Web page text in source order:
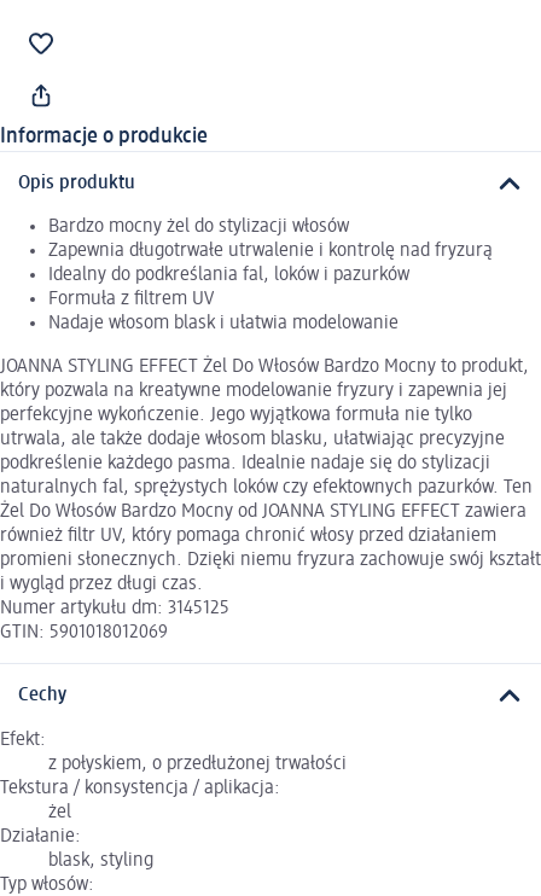
Informacje o produkcie
Opis produktu
Bardzo mocny żel do stylizacji włosów
Zapewnia długotrwałe utrwalenie i kontrolę nad fryzurą
Idealny do podkreślania fal, loków i pazurków
Formuła z filtrem UV
Nadaje włosom blask i ułatwia modelowanie
JOANNA STYLING EFFECT Żel Do Włosów Bardzo Mocny to produkt,
który pozwala na kreatywne modelowanie fryzury i zapewnia jej
perfekcyjne wykończenie. Jego wyjątkowa formuła nie tylko
utrwala, ale także dodaje włosom blasku, ułatwiając precyzyjne
podkreślenie każdego pasma. Idealnie nadaje się do stylizacji
naturalnych fal, sprężystych loków czy efektownych pazurków. Ten
Żel Do Włosów Bardzo Mocny od JOANNA STYLING EFFECT zawiera
również filtr UV, który pomaga chronić włosy przed działaniem
promieni słonecznych. Dzięki niemu fryzura zachowuje swój kształt
i wygląd przez długi czas.
Numer artykułu dm: 3145125
GTIN: 5901018012069
Cechy
Efekt:
z połyskiem, o przedłużonej trwałości
Tekstura / konsystencja / aplikacja:
żel
Działanie:
blask, styling
Typ włosów: